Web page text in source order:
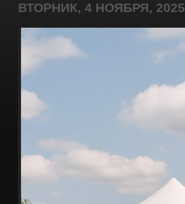
ВТОРНИК, 4 НОЯБРЯ, 2025